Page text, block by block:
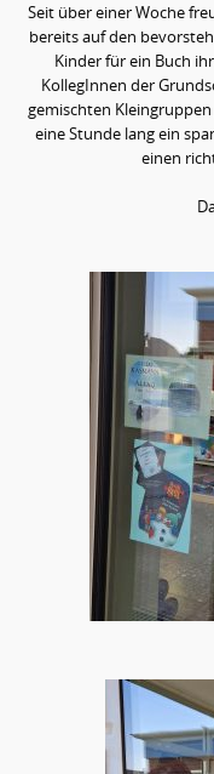
Seit über einer Woche
bereits auf den
Kinder für ein Buch
KollegInnen der
gemischten
eine Stunde lang ein
einen